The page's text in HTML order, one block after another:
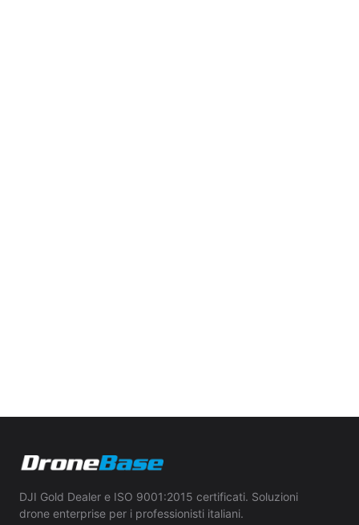
DJI Gold Dealer e ISO 9001:2015 certificati. Soluzioni
drone enterprise per i professionisti italiani.